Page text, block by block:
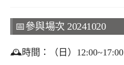
📅參與場次 20241020
🕰️時間：（日）12:00~17:00